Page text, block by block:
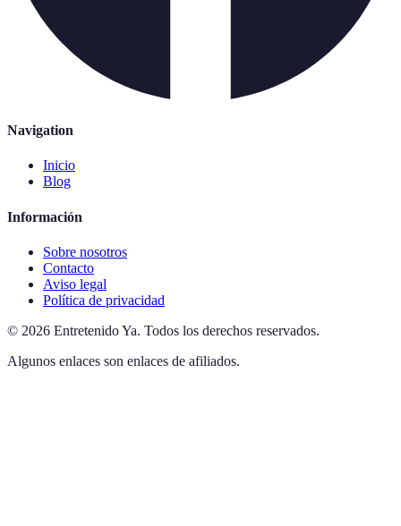
Navigation
Inicio
Blog
Información
Sobre nosotros
Contacto
Aviso legal
Política de privacidad
© 2026 Entretenido Ya. Todos los derechos reservados.
Algunos enlaces son enlaces de afiliados.